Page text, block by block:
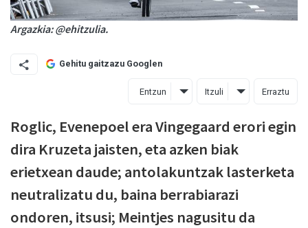
Argazkia: @ehitzulia.
Gehitu gaitzazu Googlen
Entzun Itzuli Erraztu
Roglic, Evenepoel era Vingegaard erori egin
dira Kruzeta jaisten, eta azken biak
erietxean daude; antolakuntzak lasterketa
neutralizatu du, baina berrabiarazi
ondoren, itsusi; Meintjes nagusitu da